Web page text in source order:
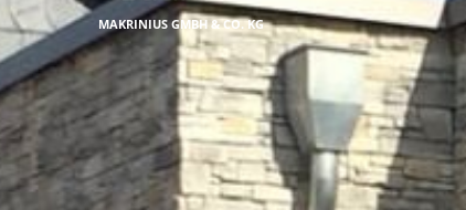
MAKRINIUS GMBH & CO. KG